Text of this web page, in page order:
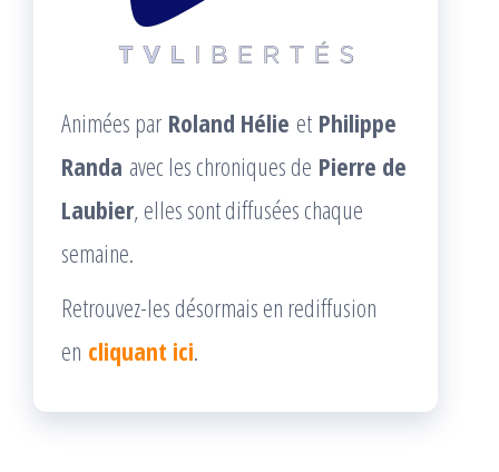
Animées par Roland Hélie et Philippe
Randa avec les chroniques de Pierre de
Laubier, elles sont diffusées chaque
semaine.
Retrouvez-les désormais en rediffusion
en cliquant ici.